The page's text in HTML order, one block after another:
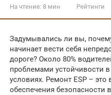
На чтение: 8 мин Рейтинги
Задумывались ли вы,
начинает вести себя
дороге? Около 80%
проблемами устойчивости
условиях. Ремонт ESP – это
обеспечения безопасности